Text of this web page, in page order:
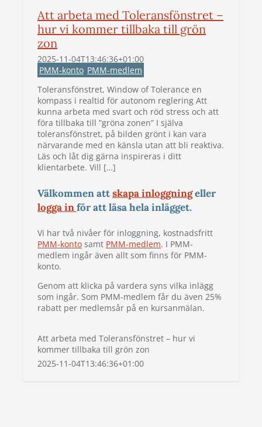
Att arbeta med Toleransfönstret –
hur vi kommer tillbaka till grön
zon
2025-11-04T13:46:36+01:00
PMM-konto PMM-medlem
Toleransfönstret, Window of Tolerance en
kompass i realtid för autonom reglering Att
kunna arbeta med svart och röd stress och att
föra tillbaka till ”gröna zonen” I själva
toleransfönstret, på bilden grönt i kan vara
närvarande med en känsla utan att bli reaktiva.
Läs och låt dig gärna inspireras i ditt
klientarbete. Vill […]
Välkommen attskapa inloggningeller
logga inför att läsa hela inlägget.
Vi har två nivåer för inloggning, kostnadsfritt
PMM-konto samt PMM-medlem. I PMM-
medlem ingår även allt som finns för PMM-
konto.
Genom att klicka på vardera syns vilka inlägg
som ingår. Som PMM-medlem får du även 25%
rabatt per medlemsår på en kursanmälan.
Att arbeta med Toleransfönstret – hur vi
kommer tillbaka till grön zon
2025-11-04T13:46:36+01:00